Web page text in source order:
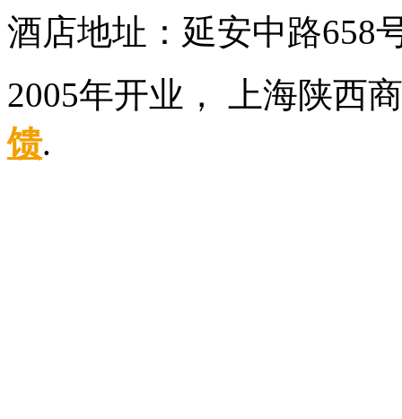
酒店地址：延安中路658
2005年开业， 上海陕
馈.